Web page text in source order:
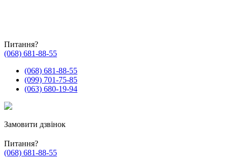
Питання?
(068) 681-88-55
(068) 681-88-55
(099) 701-75-85
(063) 680-19-94
Замовити дзвінок
Питання?
(068) 681-88-55